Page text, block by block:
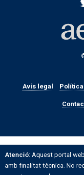
Avís legal
Atenció: Aquest portal
amb finalitat tècnica. No